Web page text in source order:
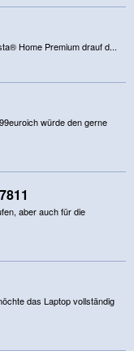
Home Premium drauf d...
würde den gerne
aber auch für die
das Laptop vollständig